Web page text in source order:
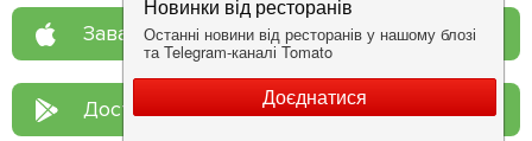
Завантажте у App Store
Доступно у Google Play